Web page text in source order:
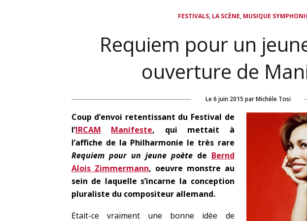
FESTIVALS, LA SCÈNE, MUSIQUE
Requiem pour un
ouverture de
Le6 juin 2015 par Michèle Tosi
Coup d’envoi retentissant du Festival de
l’IRCAM Manifeste, qui mettait à
l’affiche de la Philharmonie le très rare
Requiem pour un jeune poètede Bernd
Alois Zimmermann, oeuvre monstre au
sein de laquelle s’incarne la conception
pluraliste du compositeur allemand.
Ėtait-ce vraiment une bonne idée de